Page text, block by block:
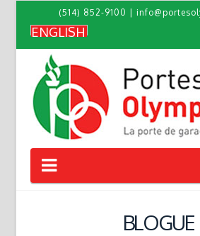
(514) 852-9100
ENGLISH
Navigation
BLOGUE